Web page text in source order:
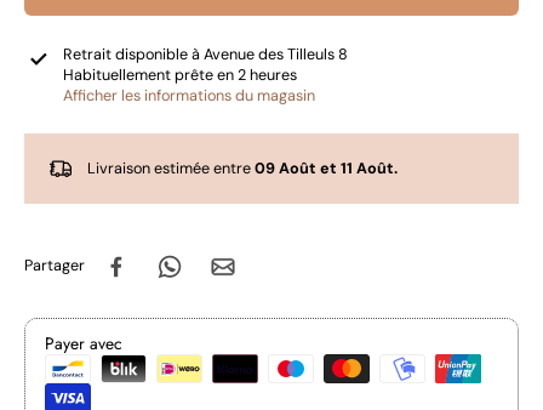
Retrait disponible àAvenue des Tilleuls 8
Habituellement prête en 2 heures
Afficher les informations du magasin
Livraison estimée entre09 Août et 11 Août.
Partager
Payer avec